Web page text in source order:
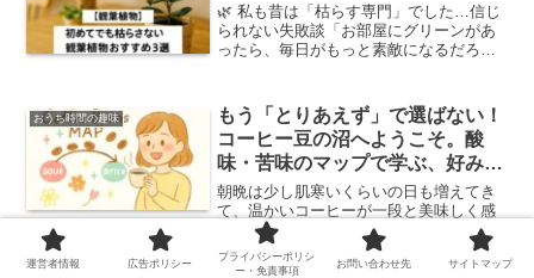
🌿 私も昔は「枯らす専門」でした…信じ
られない失敗談「お部屋にグリーンがあ
ったら、毎日がもっと素敵になるだろう
揚々と部屋に迎えたのが数年前のこと。
ですが、わずか1ヶ月後...
おうち時間の趣味
もう「とりあえず」で選ばない！
コーヒー豆の沼へようこそ。酸
味・苦味のマップで学ぶ、好みの
味と出会う方法
朝晩は少し肌寒いくらいの日も増えてき
て、温かいコーヒーが一段と美味しく感
じられる季節になりましたね。休日の
朝、窓から差し込む光を浴びながら、ゆ
っくりハンドドリップで淹れる一杯…。
運営者情報 広告ポリシー
プライバシーポリシ
ー・免責事項
お問い合わせ先 サイトマップ